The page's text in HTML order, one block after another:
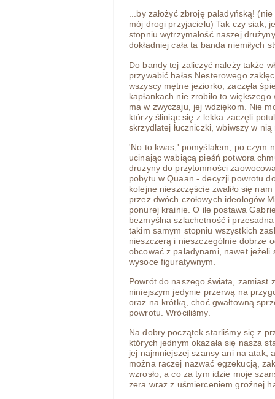
...by założyć zbroję paladyńską!
mój drogi przyjacielu) Tak czy siak,
stopniu wytrzymałość naszej
dokładniej cała ta banda niemiłych
Do bandy tej zaliczyć należy także
przywabić hałas Nesterowego
wszyscy mętne jeziorko, zaczęła
kapłankach nie zrobiło to
ma w zwyczaju, jej wdziękom. Nie
którzy śliniąc się z lekka zaczęli
skrzydlatej łuczniczki, wbiwszy w
'No to kwas,' pomyślałem, po czym
ucinając wabiącą pieśń potwora
drużyny do przytomności
pobytu w Quaan - decyzji powrotu
kolejne nieszczęście zwaliło się
przez dwóch czołowych ideologów
ponurej krainie. O ile postawa
bezmyślna szlachetność i
takim samym stopniu wszystkich
nieszczerą i nieszczególnie dobrze
obcować z paladynami, nawet jeżeli
wysoce figuratywnym.
Powrót do naszego świata, zamiast
niniejszym jedynie przerwą na
oraz na krótką, choć gwałtowną
powrotu. Wróciliśmy.
Na dobry początek starliśmy się z
których jednym okazała się nasza
jej najmniejszej szansy ani na atak,
można raczej nazwać egzekucją,
wzrosło, a co za tym idzie moje
zera wraz z uśmierceniem groźnej